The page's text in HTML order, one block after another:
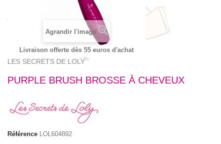
Agrandir l'image
Livraison offerte dès 55 euros d'achat
LES SECRETS DE LOLY
PURPLE BRUSH BROSSE À CHEVEUX
Référence LOL604892